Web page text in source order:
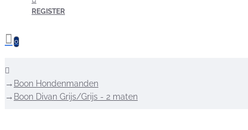
REGISTER
0
Boon Hondenmanden
Boon Divan Grijs/Grijs - 2 maten